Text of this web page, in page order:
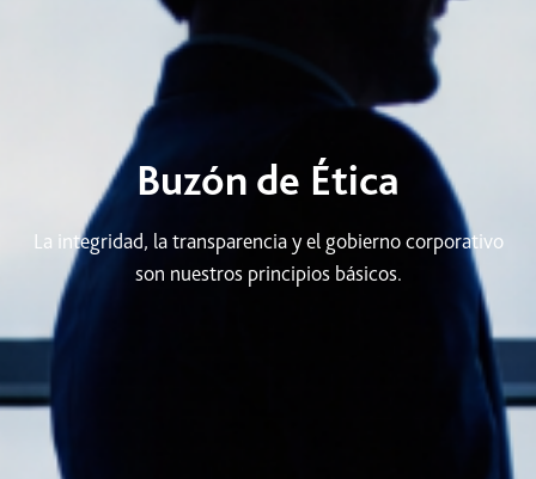
Buzón de Ética
La integridad, la transparencia y el gobierno corporativo
son nuestros principios básicos.